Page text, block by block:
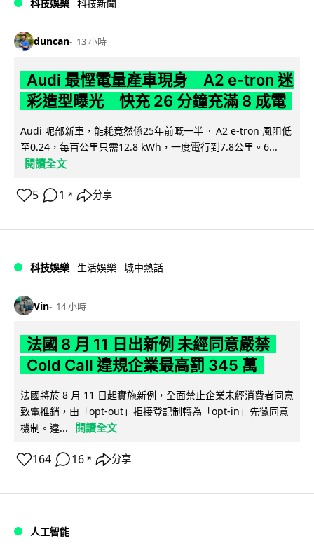
科技娛樂 科技新聞
duncan 13 小時
Audi 最慳電量產車現身 A2 e-tron 迷
彩造型曝光 快充 26 分鐘充滿 8 成電
Audi 呢部新車，能耗竟然係25年前嘅一半。 A2 e-tron 風阻低
至0.24，每百公里只需12.8 kWh，一度電行到7.8公里。6...
閱讀全文
5 1 ↗ 分享
科技娛樂 生活娛樂 城中熱話
Vin 14 小時
法國 8 月 11 日出新例 未經同意嚴禁
Cold Call 違規企業最高罰 345 萬
法國將於 8 月 11 日起實施新例，全面禁止企業未經消費者同意
致電推銷，由「opt-out」拒接登記制轉為「opt-in」先徵同意
機制。違...
閱讀全文
164 16 ↗ 分享
人工智能